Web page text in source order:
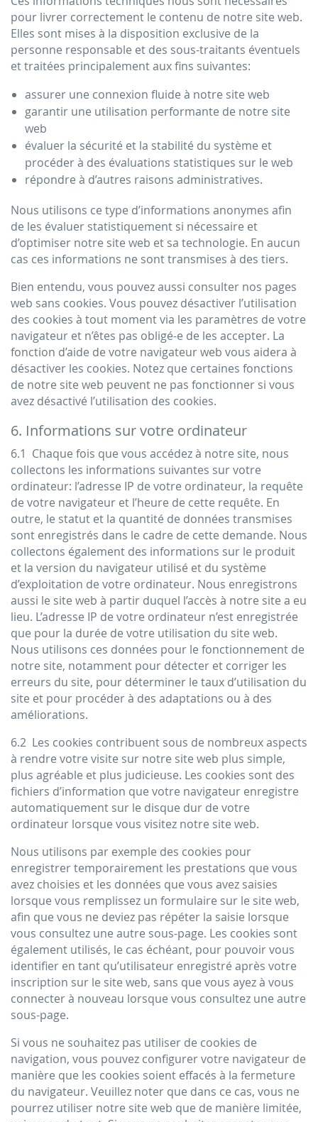
pour livrer correctement le contenu de notre site web.
Elles sont mises à la disposition exclusive de la
personne responsable et des sous-traitants éventuels
et traitées principalement aux fins suivantes:
assurer une connexion fluide à notre site web
garantir une utilisation performante de notre site
web
évaluer la sécurité et la stabilité du système et
procéder à des évaluations statistiques sur le web
répondre à d’autres raisons administratives.
Nous utilisons ce type d’informations anonymes afin
de les évaluer statistiquement si nécessaire et
d’optimiser notre site web et sa technologie. En aucun
cas ces informations ne sont transmises à des tiers.
Bien entendu, vous pouvez aussi consulter nos pages
web sans cookies. Vous pouvez désactiver l’utilisation
des cookies à tout moment via les paramètres de votre
navigateur et n’êtes pas obligé-e de les accepter. La
fonction d’aide de votre navigateur web vous aidera à
désactiver les cookies. Notez que certaines fonctions
de notre site web peuvent ne pas fonctionner si vous
avez désactivé l’utilisation des cookies.
6. Informations sur votre ordinateur
6.1 Chaque fois que vous accédez à notre site, nous
collectons les informations suivantes sur votre
ordinateur: l’adresse IP de votre ordinateur, la requête
de votre navigateur et l’heure de cette requête. En
outre, le statut et la quantité de données transmises
sont enregistrés dans le cadre de cette demande. Nous
collectons également des informations sur le produit
et la version du navigateur utilisé et du système
d’exploitation de votre ordinateur. Nous enregistrons
aussi le site web à partir duquel l’accès à notre site a eu
lieu. L’adresse IP de votre ordinateur n’est enregistrée
que pour la durée de votre utilisation du site web.
Nous utilisons ces données pour le fonctionnement de
notre site, notamment pour détecter et corriger les
erreurs du site, pour déterminer le taux d’utilisation du
site et pour procéder à des adaptations ou à des
améliorations.
6.2 Les cookies contribuent sous de nombreux aspects
à rendre votre visite sur notre site web plus simple,
plus agréable et plus judicieuse. Les cookies sont des
fichiers d’information que votre navigateur enregistre
automatiquement sur le disque dur de votre
ordinateur lorsque vous visitez notre site web.
Nous utilisons par exemple des cookies pour
enregistrer temporairement les prestations que vous
avez choisies et les données que vous avez saisies
lorsque vous remplissez un formulaire sur le site web,
afin que vous ne deviez pas répéter la saisie lorsque
vous consultez une autre sous-page. Les cookies sont
également utilisés, le cas échéant, pour pouvoir vous
identifier en tant qu’utilisateur enregistré après votre
inscription sur le site web, sans que vous ayez à vous
connecter à nouveau lorsque vous consultez une autre
sous-page.
Si vous ne souhaitez pas utiliser de cookies de
navigation, vous pouvez configurer votre navigateur de
manière que les cookies soient effacés à la fermeture
du navigateur. Veuillez noter que dans ce cas, vous ne
pourrez utiliser notre site web que de manière limitée,